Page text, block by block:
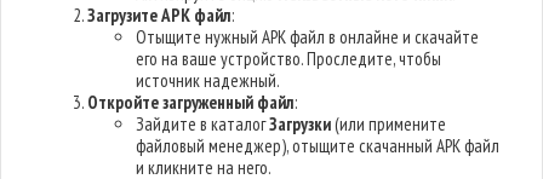
Загрузите APK файл:
Отыщите нужный APK файл в онлайне и скачайте
его на ваше устройство. Проследите, чтобы
источник надежный.
Откройте загруженный файл:
Зайдите в каталогЗагрузки(или примените
файловый менеджер), отыщите скачанный APK файл
и кликните на него.